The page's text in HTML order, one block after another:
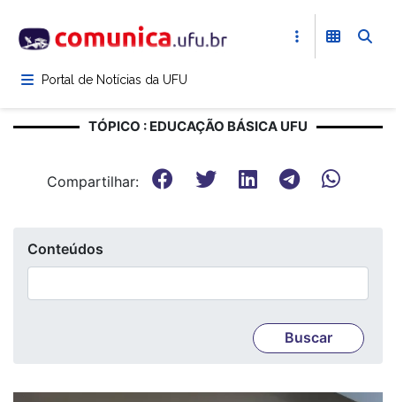
para
conteúdoPortal de Notícias da UFU
TÓPICO : EDUCAÇÃO BÁSICA UFU
Compartilhar:
Conteúdos